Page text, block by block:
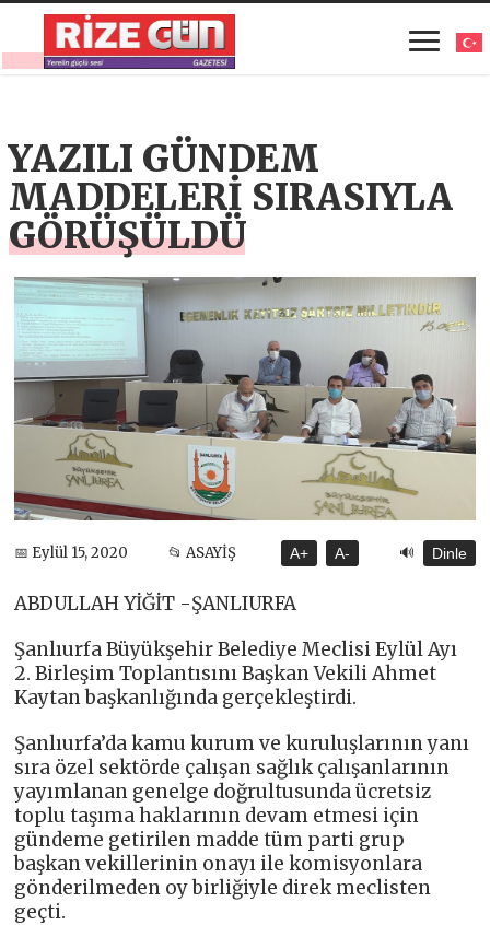
YAZILI GÜNDEM
MADDELERİ SIRASIYLA
GÖRÜŞÜLDÜ
📅 Eylül 15, 2020 📂 ASAYİŞ A+ A- 🔊 Dinle
ABDULLAH YİĞİT -ŞANLIURFA
Şanlıurfa Büyükşehir Belediye Meclisi Eylül Ayı
2. Birleşim Toplantısını Başkan Vekili Ahmet
Kaytan başkanlığında gerçekleştirdi.
Şanlıurfa’da kamu kurum ve kuruluşlarının yanı
sıra özel sektörde çalışan sağlık çalışanlarının
yayımlanan genelge doğrultusunda ücretsiz
toplu taşıma haklarının devam etmesi için
gündeme getirilen madde tüm parti grup
başkan vekillerinin onayı ile komisyonlara
gönderilmeden oy birliğiyle direk meclisten
geçti.